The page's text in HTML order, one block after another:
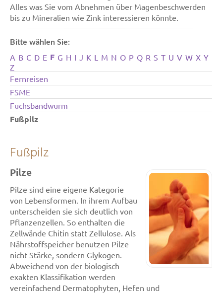
Alles was Sie vom Abnehmen über Magenbeschwerden
bis zu Mineralien wie Zink interessieren könnte.
Bitte wählen Sie:
A B C D E F G H I J K L M N O P Q R S T U V W X Y
Z
Fernreisen
FSME
Fuchsbandwurm
Fußpilz
Fußpilz
Pilze
Pilze sind eine eigene Kategorie
von Lebensformen. In ihrem Aufbau
unterscheiden sie sich deutlich von
Pflanzenzellen. So enthalten die
Zellwände Chitin statt Zellulose. Als
Nährstoffspeicher benutzen Pilze
nicht Stärke, sondern Glykogen.
Abweichend von der biologisch
exakten Klassifikation werden
vereinfachend Dermatophyten, Hefen und